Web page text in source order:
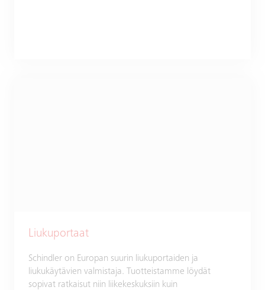
Liukuportaat
Schindler on Europan suurin liukuportaiden ja
liukukäytävien valmistaja. Tuotteistamme löydät
sopivat ratkaisut niin liikekeskuksiin kuin